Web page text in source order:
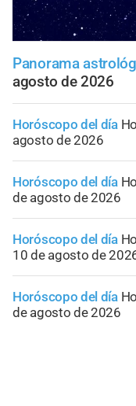
Panorama
agosto de 2026
Horóscopo del día
agosto de 2026
Horóscopo del día
de agosto de 2026
Horóscopo del día
10 de agosto de
Horóscopo del día
de agosto de 2026